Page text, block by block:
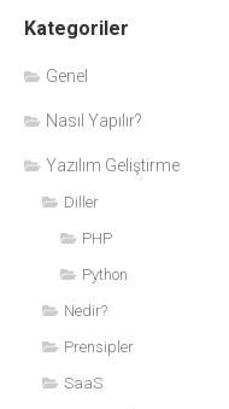
Kategoriler
Genel
Nasıl Yapılır?
Yazılım Geliştirme
Diller
PHP
Python
Nedir?
Prensipler
SaaS